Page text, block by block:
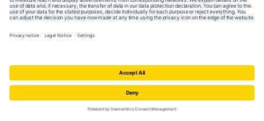
FAQ - Die häufigsten Fragen zu
Sprachreisen Englisch
Wie finde ich die passende Sprachreise Englisch für meine
Bedürfnisse?